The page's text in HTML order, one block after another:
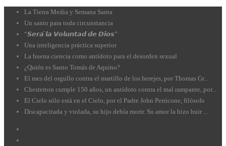
La Tierra Media y Semana Santa
Un santo para toda circunstancia
“𝙎𝙚𝙧𝙖́ 𝙡𝙖 𝙑𝙤𝙡𝙪𝙣𝙩𝙖𝙙 𝙙𝙚 𝘿𝙞𝙤𝙨”
Una inteligencia práctica superior
La buena ciencia como antídoto para el desorden sexual
¿Quién es Santo Tomás de Aquino?
El mes del orgullo contra el martillo de los herejes, por Thomas Gr...
Chesterton cumple 150 años, un antídoto contra el mal rampante, por...
El Cielo sólo está en el Cielo, por el Padre John Perricone, filósofo
Discapacitada y violada, su hijo debía morir. Su amor la hizo huir ...